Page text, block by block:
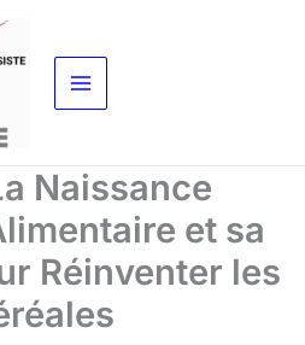
Naissance
et sa
Réinventer les